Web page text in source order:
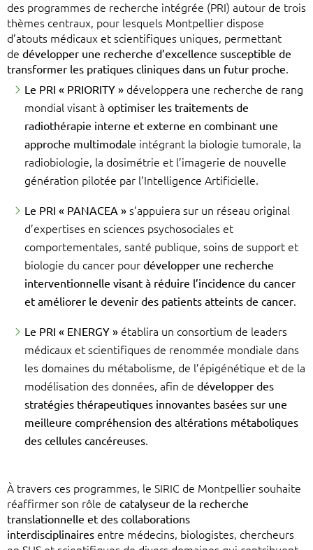
des programmes de recherche intégrée (PRI) autour de trois
thèmes centraux, pour lesquels Montpellier dispose
d’atouts médicaux et scientifiques uniques, permettant
de développer une recherche d’excellence susceptible de
transformer les pratiques cliniques dans un futur proche.
Le PRI « PRIORITY » développera une recherche de rang
mondial visant à optimiser les traitements de
radiothérapie interne et externe en combinant une
approche multimodale intégrant la biologie tumorale, la
radiobiologie, la dosimétrie et l’imagerie de nouvelle
génération pilotée par l’Intelligence Artificielle.
Le PRI « PANACEA » s’appuiera sur un réseau original
d’expertises en sciences psychosociales et
comportementales, santé publique, soins de support et
biologie du cancer pour développer une recherche
interventionnelle visant à réduire l’incidence du cancer
et améliorer le devenir des patients atteints de cancer.
Le PRI « ENERGY » établira un consortium de leaders
médicaux et scientifiques de renommée mondiale dans
les domaines du métabolisme, de l’épigénétique et de la
modélisation des données, afin de développer des
stratégies thérapeutiques innovantes basées sur une
meilleure compréhension des altérations métaboliques
des cellules cancéreuses.
À travers ces programmes, le SIRIC de Montpellier souhaite
réaffirmer son rôle de catalyseur de la recherche
translationnelle et des collaborations
interdisciplinaires entre médecins, biologistes, chercheurs